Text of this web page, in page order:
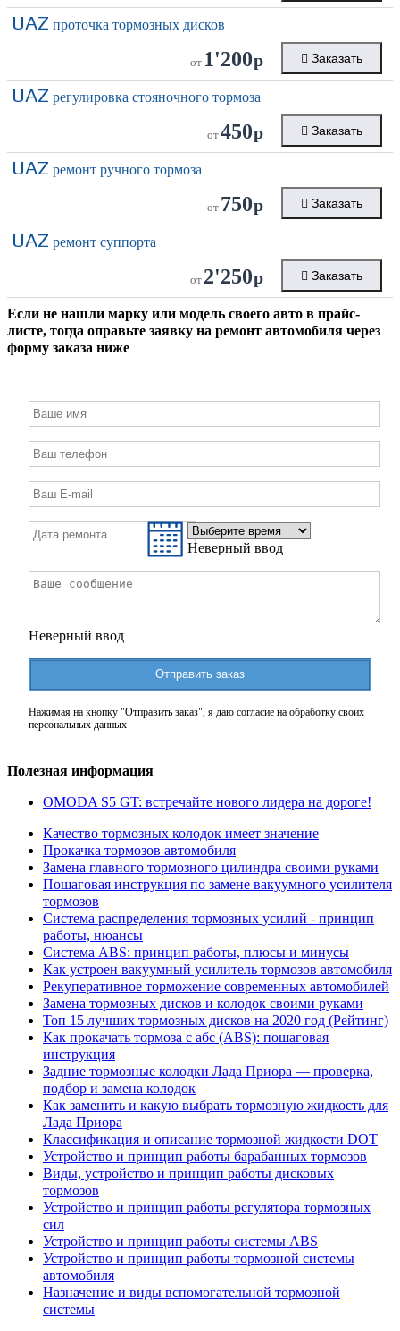
UAZ проточка тормозных дисков
от 1'200р Заказать
UAZ регулировка стояночного тормоза
от450р Заказать
UAZ ремонт ручного тормоза
от 750р Заказать
UAZ ремонт суппорта
от 2'250р Заказать
Если не нашли марку или модель своего авто в прайс-
листе, тогда оправьте заявку на ремонт автомобиля через
форму заказа ниже
Неверный ввод
Неверный ввод
Отправить заказ
Нажимая на кнопку "Отправить заказ", я даю согласие на обработку своих
персональных данных
Полезная информация
OMODA S5 GT: встречайте нового лидера на дороге!
Качество тормозных колодок имеет значение
Прокачка тормозов автомобиля
Замена главного тормозного цилиндра своими руками
Пошаговая инструкция по замене вакуумного усилителя
тормозов
Система распределения тормозных усилий - принцип
работы, нюансы
Cистема ABS: принцип работы, плюсы и минусы
Как устроен вакуумный усилитель тормозов автомобиля
Рекуперативное торможение современных автомобилей
Замена тормозных дисков и колодок своими руками
Топ 15 лучших тормозных дисков на 2020 год (Рейтинг)
Как прокачать тормоза с абс (ABS): пошаговая
инструкция
Задние тормозные колодки Лада Приора — проверка,
подбор и замена колодок
Как заменить и какую выбрать тормозную жидкость для
Лада Приора
Классификация и описание тормозной жидкости DOT
Устройство и принцип работы барабанных тормозов
Виды, устройство и принцип работы дисковых
тормозов
Устройство и принцип работы регулятора тормозных
сил
Устройство и принцип работы системы ABS
Устройство и принцип работы тормозной системы
автомобиля
Назначение и виды вспомогательной тормозной
системы